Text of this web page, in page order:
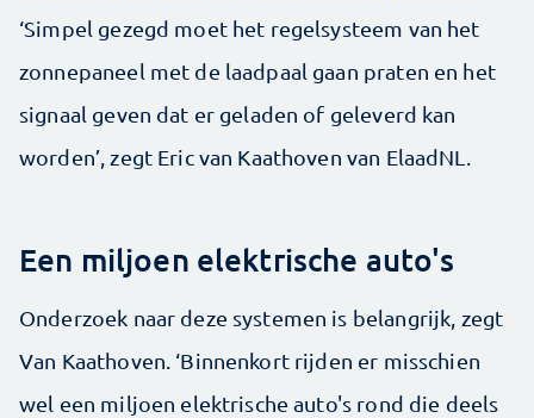
‘Simpel gezegd moet het regelsysteem van het
zonnepaneel met de laadpaal gaan praten en het
signaal geven dat er geladen of geleverd kan
worden’, zegt Eric van Kaathoven van ElaadNL.
Een miljoen elektrische auto's
Onderzoek naar deze systemen is belangrijk, zegt
Van Kaathoven. ‘Binnenkort rijden er misschien
wel een miljoen elektrische auto's rond die deels